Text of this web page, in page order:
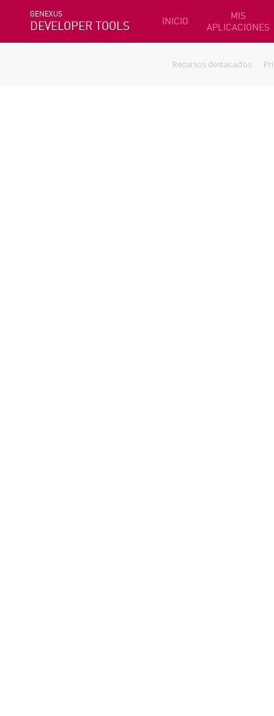
GENEXUS
DEVELOPER TOOLS INICIO
MIS
APLICACIONES
Recursos destacados